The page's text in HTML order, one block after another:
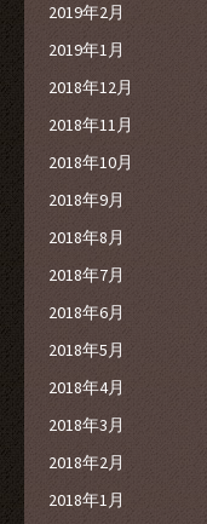
2019年2月
2019年1月
2018年12月
2018年11月
2018年10月
2018年9月
2018年8月
2018年7月
2018年6月
2018年5月
2018年4月
2018年3月
2018年2月
2018年1月